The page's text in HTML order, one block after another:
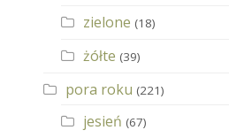
zielone (18)
żółte (39)
pora roku (221)
jesień (67)